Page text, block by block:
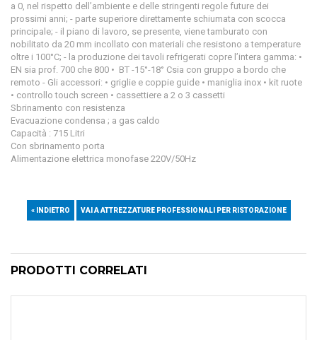
a 0, nel rispetto dell’ambiente e delle stringenti regole future dei
prossimi anni; - parte superiore direttamente schiumata con scocca
principale; - il piano di lavoro, se presente, viene tamburato con
nobilitato da 20 mm incollato con materiali che resistono a temperature
oltre i 100°C; - la produzione dei tavoli refrigerati copre l’intera gamma: •
EN sia prof. 700 che 800 • BT -15°-18° Csia con gruppo a bordo che
remoto - Gli accessori: • griglie e coppie guide • maniglia inox • kit ruote
• controllo touch screen • cassettiere a 2 o 3 cassetti
Sbrinamento con resistenza
Evacuazione condensa ; a gas caldo
Capacità : 715 Litri
Con sbrinamento porta
Alimentazione elettrica monofase 220V/50Hz
« INDIETRO VAI A ATTREZZATURE PROFESSIONALI PER RISTORAZIONE
PRODOTTI CORRELATI